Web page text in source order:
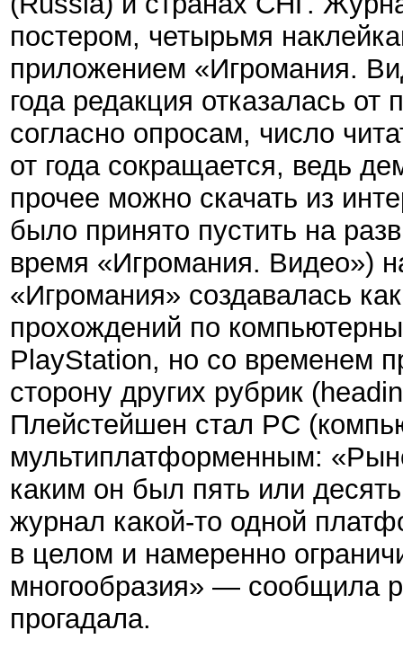
постером, четырьмя
приложением «Игромания.
года редакция отказалась
согласно опросам, число
от года сокращается, ведь
прочее можно скачать из
было принято пустить на
время «Игромания. Видео»)
«Игромания» создавалась
прохождений по
PlayStation, но со временем
сторону других рубрик
Плейстейшен стал PC
мультиплатформенным:
каким он был пять или
журнал какой-то одной
в целом и намеренно
многообразия» — сообщила
прогадала.